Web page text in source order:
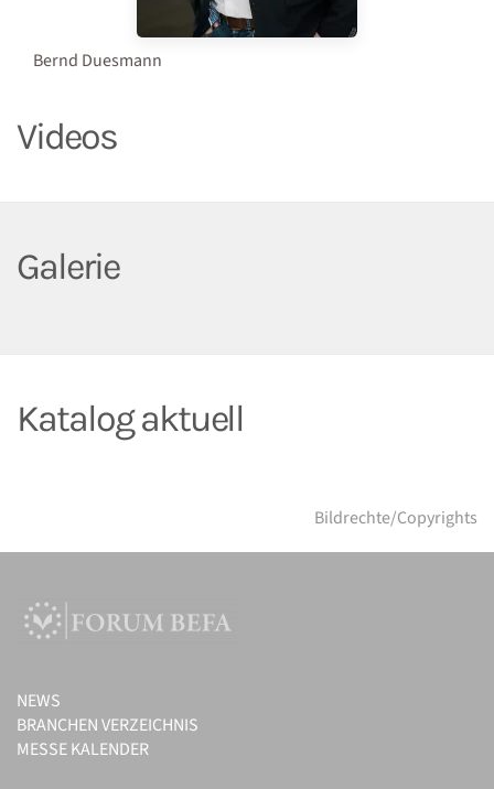
Bernd Duesmann
Videos
Galerie
Katalog aktuell
Bildrechte/Copyrights
NEWS
BRANCHEN VERZEICHNIS
MESSE KALENDER